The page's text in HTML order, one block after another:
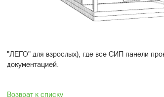
"ЛЕГО" для взрослых), где все СИП панели
документацией.
Возврат к списку